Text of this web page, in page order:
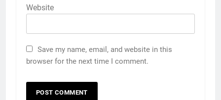
Website
Save my name, email, and website in this
browser for the next time I comment.